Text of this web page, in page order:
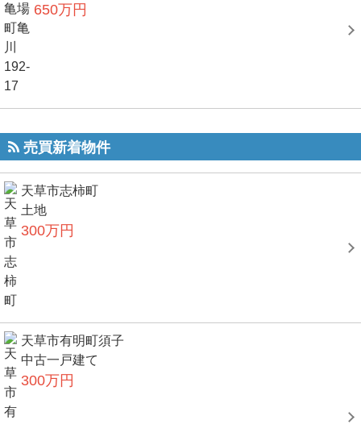
650万円
売買新着物件
天草市志柿町
土地
300万円
天草市有明町須子
中古一戸建て
300万円